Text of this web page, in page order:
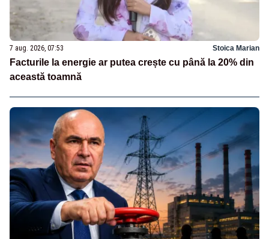
7 aug. 2026, 07:53 Stoica Marian
Facturile la energie ar putea crește cu până la 20% din
această toamnă